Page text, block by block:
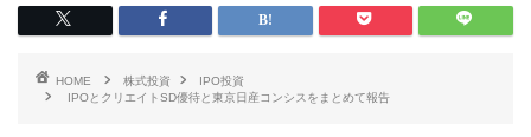
HOME 株式投資
IPO投資
IPOとクリエイトSD優待と東京日産コンシスをまとめて報告